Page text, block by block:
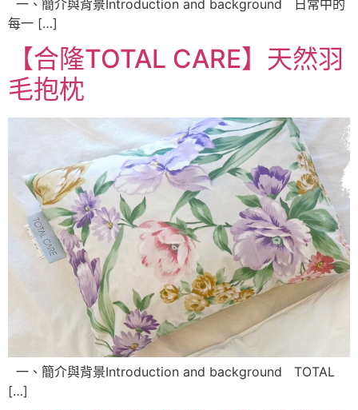
一、簡介與背景Introduction and background 日常中的
每一 […]
【合隆TOTAL CARE】天然羽
毛抱枕
一、簡介與背景Introduction and background TOTAL
[…]